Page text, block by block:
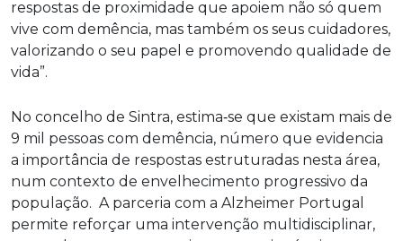
respostas de proximidade que apoiem não só quem
vive com demência, mas também os seus cuidadores,
valorizando o seu papel e promovendo qualidade de
vida”.
No concelho de Sintra, estima‑se que existam mais de
9 mil pessoas com demência, número que evidencia
a importância de respostas estruturadas nesta área,
num contexto de envelhecimento progressivo da
população. A parceria com a Alzheimer Portugal
permite reforçar uma intervenção multidisciplinar,